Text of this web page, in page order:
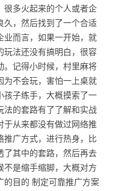
很多火起来的个人或者企
久，然后找到了一个合适
业而言，如果一开始，就
玩法还没有搞明白，很容
。记得小时候，村里麻将
为不会玩，害怕一上桌就
孩子练手，大概摸索了一
法的套路有了了解和实战
从来都没有做过网络推
推广方式，进行热身，比
了其中的套路，然后再去
不是缩手缩脚，大概对方
的目的 制定可靠推广方案